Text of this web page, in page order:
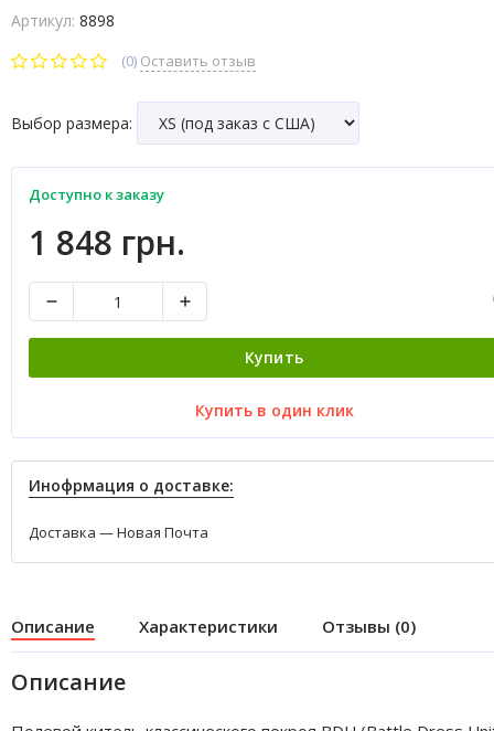
Артикул: 8898
(0) Оставить отзыв
Выбор размера:
Доступно к заказу
1 848 грн.
Купить
Купить в один клик
Инофрмация о доставке:
Доставка — Новая Почта
Описание Характеристики Отзывы (0)
Описание